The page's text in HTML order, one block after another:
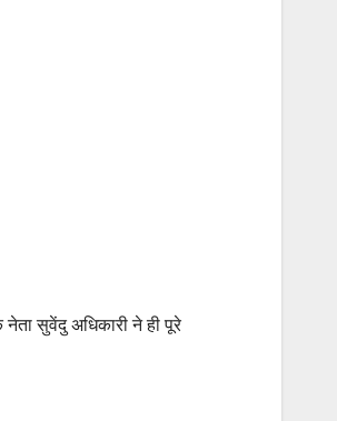
सुवेंदु अधिकारी ने ही पूरे